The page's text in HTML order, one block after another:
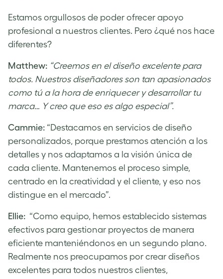
Estamos orgullosos de poder ofrecer apoyo
profesional a nuestros clientes. Pero ¿qué nos hace
diferentes?
Matthew: “Creemos en el diseño excelente para
todos. Nuestros diseñadores son tan apasionados
como tú a la hora de enriquecer y desarrollar tu
marca… Y creo que eso es algo especial”.
Cammie: “Destacamos en servicios de diseño
personalizados, porque prestamos atención a los
detalles y nos adaptamos a la visión única de
cada cliente. Mantenemos el proceso simple,
centrado en la creatividad y el cliente, y eso nos
distingue en el mercado”.
Ellie: “Como equipo, hemos establecido sistemas
efectivos para gestionar proyectos de manera
eficiente manteniéndonos en un segundo plano.
Realmente nos preocupamos por crear diseños
excelentes para todos nuestros clientes,